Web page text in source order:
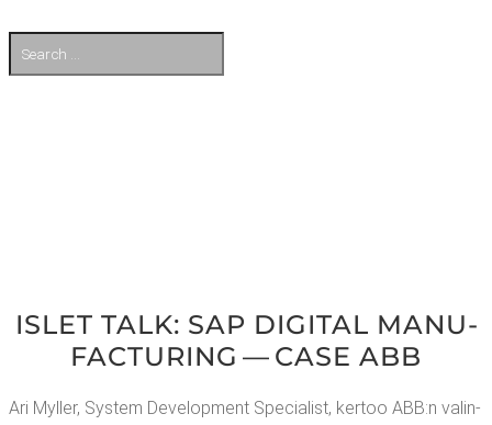
ISLET TALK: SAP DIGI­TAL MANU­
FAC­TU­RING — CASE ABB
Ari Myl­ler, Sys­tem Deve­lop­ment Specia­list, ker­too ABB:n valin­